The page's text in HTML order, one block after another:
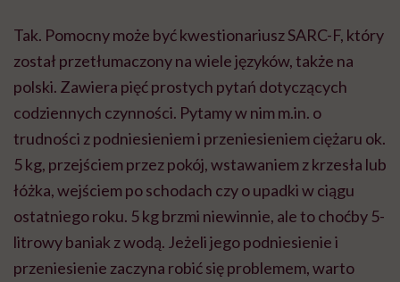
Tak. Pomocny może być kwestionariusz SARC-F, który
został przetłumaczony na wiele języków, także na
polski. Zawiera pięć prostych pytań dotyczących
codziennych czynności. Pytamy w nim m.in. o
trudności z podniesieniem i przeniesieniem ciężaru ok.
5 kg, przejściem przez pokój, wstawaniem z krzesła lub
łóżka, wejściem po schodach czy o upadki w ciągu
ostatniego roku. 5 kg brzmi niewinnie, ale to choćby 5-
litrowy baniak z wodą. Jeżeli jego podniesienie i
przeniesienie zaczyna robić się problemem, warto